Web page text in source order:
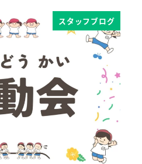
スタッフブログ